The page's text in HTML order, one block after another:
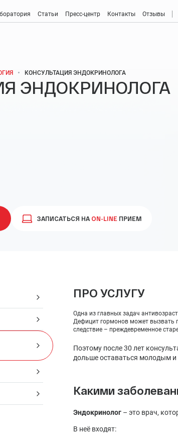
Статьи Пресс-центр Контакты Отзывы
Консультация врача
КОНСУЛЬТАЦИЯ ЭНДОКРИНОЛОГА
ЭНДОКРИНОЛОГА
ЗАПИСАТЬСЯ НА ON-LINE ПРИЕМ
ПРО УСЛУГУ
Одна из главных задач
Дефицит гормонов может вызвать
следствие – преждевременное
Поэтому после 30 лет
дольше оставаться молодым
Какими
Эндокринолог – это врач,
В неё входят: